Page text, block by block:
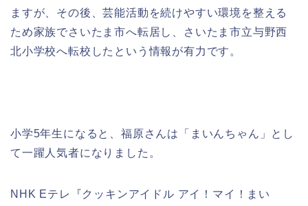
ますが、その後、芸能活動を続けやすい環境を整える
ため家族でさいたま市へ転居し、さいたま市立与野西
北小学校へ転校したという情報が有力です。
小学5年生になると、福原さんは「まいんちゃん」とし
て一躍人気者になりました。
NHK Eテレ『クッキンアイドル アイ！マイ！まい